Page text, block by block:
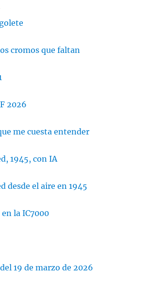
cromos que faltan
2026
me cuesta entender
1945, con IA
desde el aire en 1945
la IC7000
19 de marzo de 2026